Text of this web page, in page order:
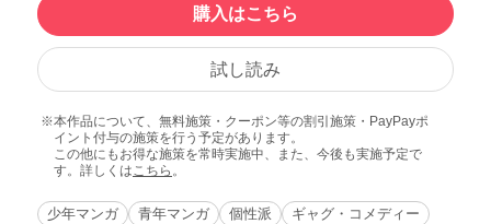
購入はこちら
試し読み
本作品について、無料施策・クーポン等の割引施策・PayPayポ
イント付与の施策を行う予定があります。
この他にもお得な施策を常時実施中、また、今後も実施予定で
す。詳しくはこちら 。
少年マンガ 青年マンガ 個性派
ギャグ・コメディー